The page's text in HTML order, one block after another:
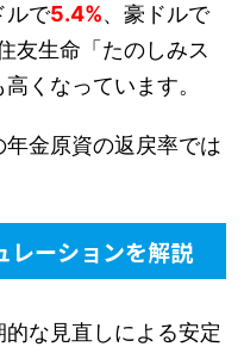
ルで5.4%、豪ドルで
友生命「たのしみス
くなっています。
金原資の返戻率では
レーションを解説
な見直しによる安定